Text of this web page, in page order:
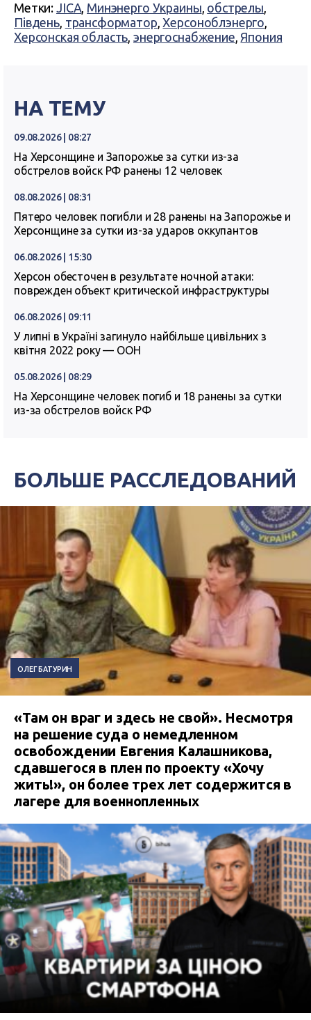
Метки: JICA, Минэнерго Украины, обстрелы,
Південь, трансформатор,Херсоноблэнерго,
Херсонская область,энергоснабжение, Япония
НА ТЕМУ
09.08.2026 | 08:27
На Херсонщине и Запорожье за сутки из-за
обстрелов войск РФ ранены 12 человек
08.08.2026 | 08:31
Пятеро человек погибли и 28 ранены на Запорожье и
Херсонщине за сутки из-за ударов оккупантов
06.08.2026 | 15:30
Херсон обесточен в результате ночной атаки:
поврежден объект критической инфраструктуры
06.08.2026 | 09:11
У липні в Україні загинуло найбільше цивільних з
квітня 2022 року — ООН
05.08.2026 | 08:29
На Херсонщине человек погиб и 18 ранены за сутки
из-за обстрелов войск РФ
БОЛЬШЕ РАССЛЕДОВАНИЙ
ОЛЕГ БАТУРИН
«Там он враг и здесь не свой». Несмотря
на решение суда о немедленном
освобождении Евгения Калашникова,
сдавшегося в плен по проекту «Хочу
жить!», он более трех лет содержится в
лагере для военнопленных